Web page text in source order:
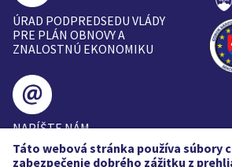
ÚRAD PODPREDSEDU VLÁDY
PRE PLÁN OBNOVY A
ZNALOSTNÚ EKONOMIKU
NAPÍŠTE NÁM
PLANOBNOVY@VICEPREMIE
R.GOV.SK
Táto webová stránka používa súbory
zabezpečenie dobrého zážitku z